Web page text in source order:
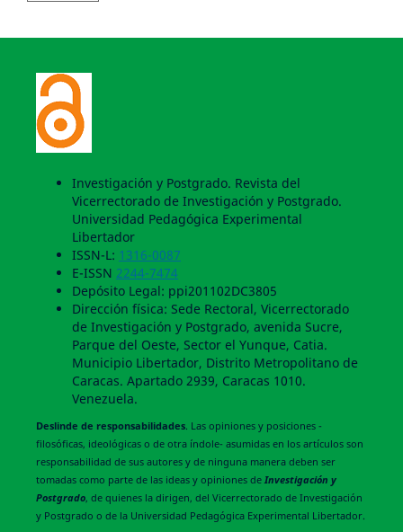
Investigación y Postgrado. Revista del
Vicerrectorado de Investigación y Postgrado.
Universidad Pedagógica Experimental
Libertador
ISSN-L: 1316-0087
E-ISSN 2244-7474
Depósito Legal: ppi201102DC3805
Dirección física: Sede Rectoral, Vicerrectorado
de Investigación y Postgrado, avenida Sucre,
Parque del Oeste, Sector el Yunque, Catia.
Municipio Libertador, Distrito Metropolitano de
Caracas. Apartado 2939, Caracas 1010.
Venezuela.
Deslinde de responsabilidades. Las opiniones y posiciones -
filosóficas, ideológicas o de otra índole- asumidas en los artículos son
responsabilidad de sus autores y de ninguna manera deben ser
tomadas como parte de las ideas y opiniones de Investigación y
Postgrado, de quienes la dirigen, del Vicerrectorado de Investigación
y Postgrado o de la Universidad Pedagógica Experimental Libertador.